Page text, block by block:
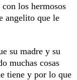
los hermosos
angelito que le
su madre y su
muchas cosas
tiene y por lo que